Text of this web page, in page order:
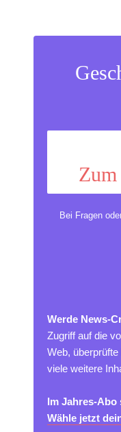
Bei Fragen
Werde News-
Zugriff auf die
Web,
viele weitere
Im Jahres-Abo
Wähle jetzt